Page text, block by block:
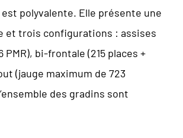
polyvalente. Elle présente une
et trois configurations : assises
PMR), bi-frontale (215 places +
(jauge maximum de 723
des gradins sont